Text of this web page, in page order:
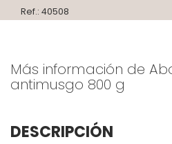
Ref.: 40508
Más información de
antimusgo 800 g
DESCRIPCIÓN